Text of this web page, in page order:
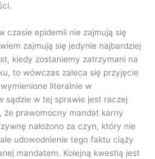
czasie epidemii nie zajmują się
zajmują się jedynie najbardziej
kiedy zostaniemy zatrzymani na
to wówczas zaleca się przyjęcie
literalnie w
sądzie w tej sprawie jest raczej
że prawomocny mandat karny
nałożono za czyn, który nie
udowodnienie tego faktu ciąży
mandatem. Kolejną kwestią jest